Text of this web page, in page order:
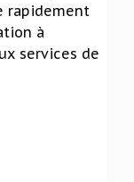
rapidement
à
services de